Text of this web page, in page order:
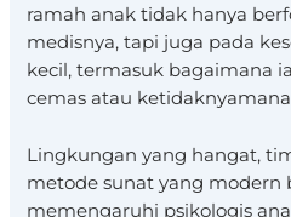
ramah anak tidak hanya
medisnya, tapi juga pada
kecil, termasuk bagaimana
cemas atau
Lingkungan yang hangat,
metode sunat yang modern
memengaruhi psikologis